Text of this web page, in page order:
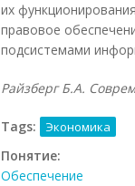
их
правовое
подсистемами
Райзберг Б.А.
Tags: Экономика
Понятие:
Обеспечение